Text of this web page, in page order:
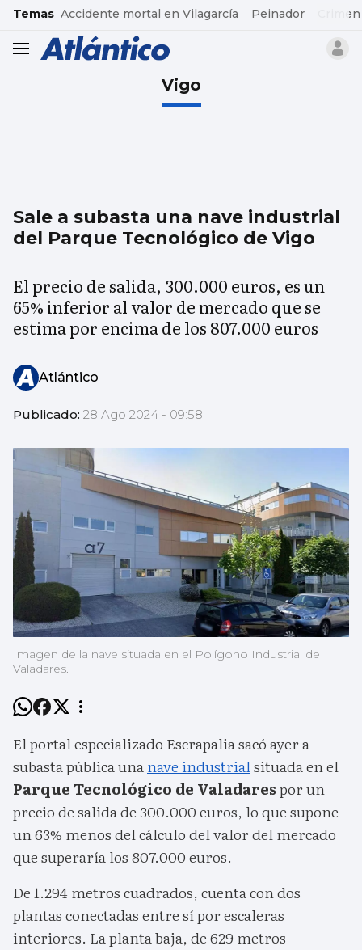
common.go-to-content
Temas Accidente mortal en Vilagarcía Peinador
header.menu.open
Vigo
Sale a subasta una nave industrial
del Parque Tecnológico de Vigo
El precio de salida, 300.000 euros, es un
65% inferior al valor de mercado que se
estima por encima de los 807.000 euros
Atlántico
Publicado: 28 Ago 2024 - 09:58
Imagen de la nave situada en el Polígono Industrial de
Valadares.
El portal especializado Escrapalia sacó ayer a
subasta pública unanave industrialsituada en el
Parque Tecnológico de Valadarespor un
precio de salida de 300.000 euros, lo que supone
un 63% menos del cálculo del valor del mercado
que superaría los 807.000 euros.
De 1.294 metros cuadrados, cuenta con dos
plantas conectadas entre sí por escaleras
interiores. La planta baja, de 629 metros